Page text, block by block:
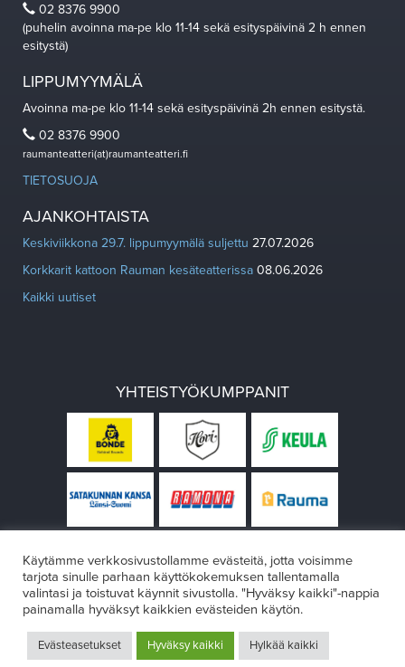
02 8376 9900
(puhelin avoinna ma-pe klo 11-14 sekä esityspäivinä 2 h ennen
esitystä)
LIPPUMYYMÄLÄ
Avoinna ma-pe klo 11-14 sekä esityspäivinä 2h ennen esitystä.
02 8376 9900
raumanteatteri(at)raumanteatteri.fi
TIETOSUOJA
AJANKOHTAISTA
Keskiviikkona 29.7. lippumyymälä suljettu 27.07.2026
Korkkarit kattoon Rauman kesäteatterissa 08.06.2026
Kaikki uutiset
YHTEISTYÖKUMPPANIT
Design:VÄRIKÄS
Käytämme verkkosivustollamme evästeitä, jotta voisimme
tarjota sinulle parhaan käyttökokemuksen tallentamalla
valintasi ja toistuvat käynnit sivustolla. "Hyväksy kaikki"-nappia
painamalla hyväksyt kaikkien evästeiden käytön.
Evästeasetukset Hyväksy kaikki Hylkää kaikki